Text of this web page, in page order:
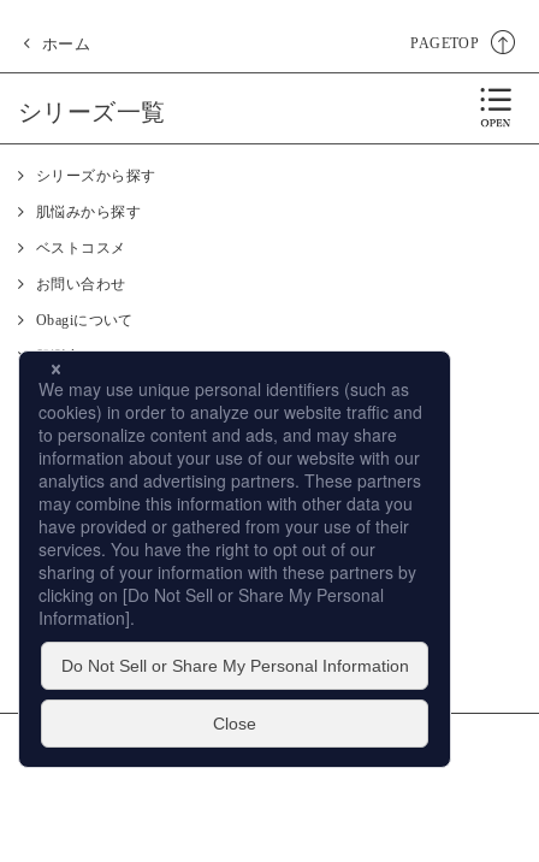
ホーム PAGETOP
シリーズ一覧
シリーズから探す
肌悩みから探す
ベストコスメ
お問い合わせ
Obagiについて
肌測定
使い方
CM
オンラインストア
取り扱い店舗
サイトマップ
プライバシーポリシー
個人情報の取扱いについて
このサイトの利用について
販売店への取り組み